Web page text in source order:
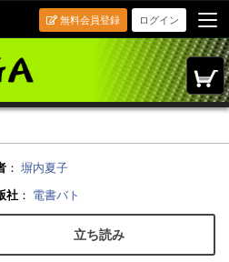
ログイン
無料会員登録
： 塀内夏子
社 ： 電書バト
立ち読み